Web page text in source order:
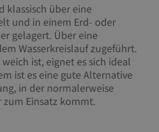
klassisch über eine
und in einem Erd- oder
gelagert. Über eine
Wasserkreislauf zugeführt.
ist, eignet es sich ideal
ist es eine gute Alternative
in der normalerweise
zum Einsatz kommt.